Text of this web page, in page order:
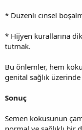
* Düzenli cinsel
* Hijyen kurallarına
tutmak.
Bu önlemler, hem
genital sağlık
Sonuç
Semen kokusunun